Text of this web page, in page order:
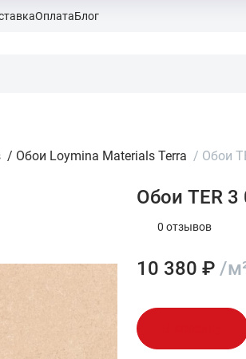
ОплатаБлог
/ Обои Loymina Materials Terra / Обои
Обои TER
0 отзывов
10 380 ₽ /